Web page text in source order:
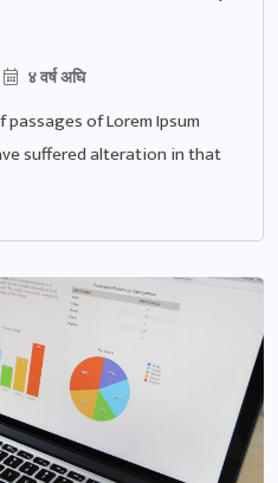
४ वर्ष अघि
of Lorem Ipsum
suffered alteration in that